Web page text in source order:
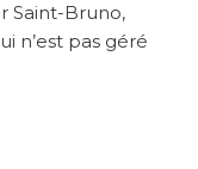
Saint-Bruno,
n’est pas géré